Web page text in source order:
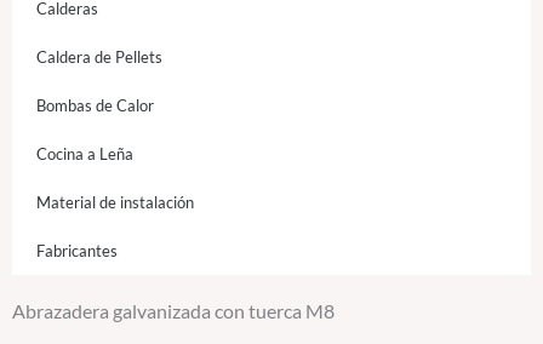
Calderas
Caldera de Pellets
Bombas de Calor
Cocina a Leña
Material de instalación
Fabricantes
Abrazadera galvanizada con tuerca M8